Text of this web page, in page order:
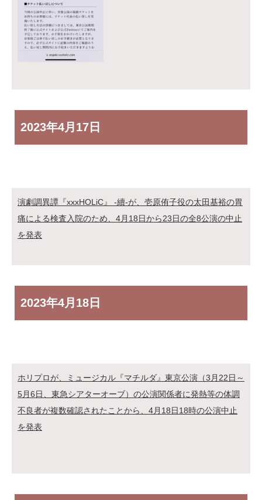
2023年4月17日
演劇調異譚『xxxHOLiC』 -續-が、壱原侑子役の太田基裕の胃
痛による検査入院のため、4月18日から23日の全8公演の中止
を発表
2023年4月18日
ホリプロが、ミュージカル『マチルダ』東京公演（3月22日～
5月6日、東急シアターオーブ）の公演関係者に発熱等の体調
不良者が複数確認されたことから、4月18日18時の公演中止
を発表